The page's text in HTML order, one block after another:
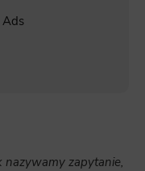
Ads
nazywamy zapytanie,